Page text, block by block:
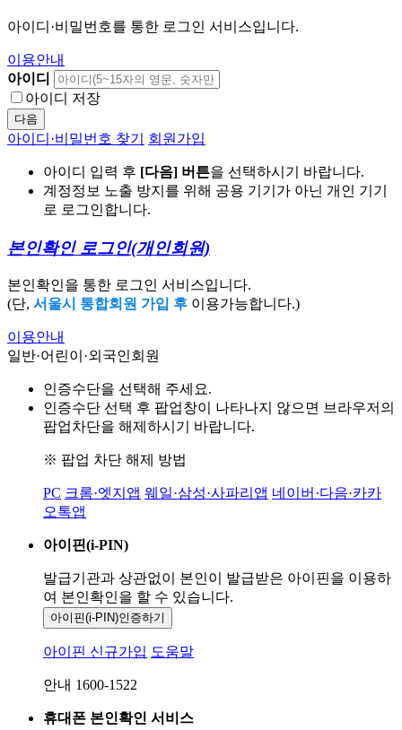
아이디·비밀번호를 통한 로그인 서비스입니다.
이용안내
아이디
아이디 저장
다음
아이디·비밀번호 찾기 회원가입
아이디 입력 후 [다음] 버튼을 선택하시기 바랍니다.
계정정보 노출 방지를 위해 공용 기기가 아닌 개인 기기
로 로그인합니다.
본인확인 로그인(개인회원)
본인확인을 통한 로그인 서비스입니다.
(단, 서울시 통합회원 가입 후 이용가능합니다.)
이용안내
일반·어린이·외국인회원
인증수단을 선택해 주세요.
인증수단 선택 후 팝업창이 나타나지 않으면 브라우저의
팝업차단을 해제하시기 바랍니다.
※ 팝업 차단 해제 방법
PC 크롬·엣지앱 웨일·삼성·사파리앱 네이버·다음·카카
오톡앱
아이핀(i-PIN)
발급기관과 상관없이 본인이 발급받은 아이핀을 이용하
여 본인확인을 할 수 있습니다.
아이핀(i-PIN)인증하기
아이핀 신규가입 도움말
안내 1600-1522
휴대폰 본인확인 서비스